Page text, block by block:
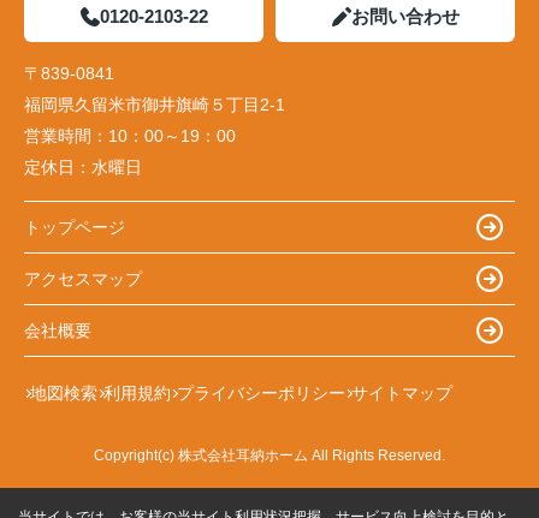
0120-2103-22 お問い合わせ
〒839-0841
福岡県久留米市御井旗崎５丁目2-1
営業時間： 10：00～19：00
定休日： 水曜日
トップページ
アクセスマップ
会社概要
地図検索 利用規約 プライバシーポリシー サイトマップ
Copyright(c) 株式会社耳納ホーム All Rights Reserved.